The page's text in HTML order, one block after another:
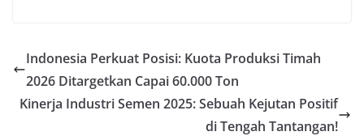
Indonesia Perkuat Posisi: Kuota Produksi Timah
2026 Ditargetkan Capai 60.000 Ton
Kinerja Industri Semen 2025: Sebuah Kejutan Positif
di Tengah Tantangan!